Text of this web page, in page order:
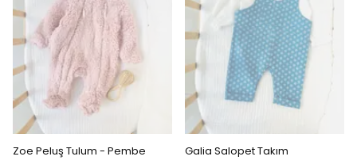
Zoe Peluş Tulum - Pembe Galia Salopet Takım